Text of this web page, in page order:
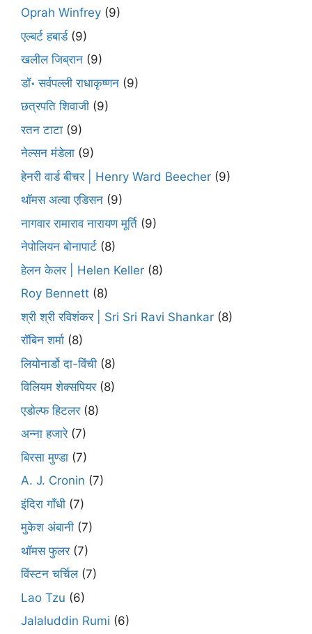
Oprah Winfrey (9)
एल्बर्ट हबार्ड(9)
खलील जिब्रान (9)
डॉ॰ सर्वपल्ली राधाकृष्णन (9)
छत्रपति शिवाजी (9)
रतन टाटा (9)
नेल्सन मंडेला (9)
हेनरी वार्ड बीचर | Henry Ward Beecher (9)
थॉमस अल्वा एडिसन (9)
नागवार रामाराव नारायण मूर्ति (9)
नेपोलियन बोनापार्ट (8)
हेलन केलर | Helen Keller (8)
Roy Bennett (8)
श्री श्री रविशंकर | Sri Sri Ravi Shankar (8)
रॉबिन शर्मा (8)
लियोनार्डो दा-विंची (8)
विलियम शेक्सपियर(8)
एडोल्फ हिटलर(8)
अन्ना हजारे(7)
बिरसा मुण्डा (7)
A. J. Cronin (7)
इंदिरा गाँधी (7)
मुकेश अंबानी (7)
थॉमस फुलर(7)
विंस्टन चर्चिल(7)
Lao Tzu (6)
Jalaluddin Rumi (6)